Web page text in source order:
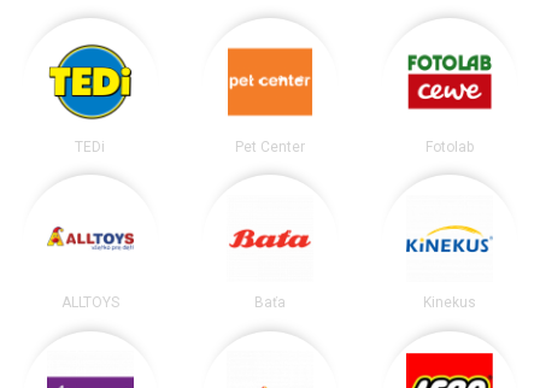
TEDi Pet Center Fotolab
ALLTOYS Baťa Kinekus